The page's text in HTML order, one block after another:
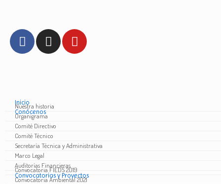
Inicio
Conócenos
Nuestra historia
Organigrama
Comité Directivo
Comité Técnico
Secretaría Técnica y Administrativa
Marco Legal
Auditorías Financieras
Convocatorias y Proyectos
Convocatoria FIEDS 2019
Convocatoria Ambiental 2021